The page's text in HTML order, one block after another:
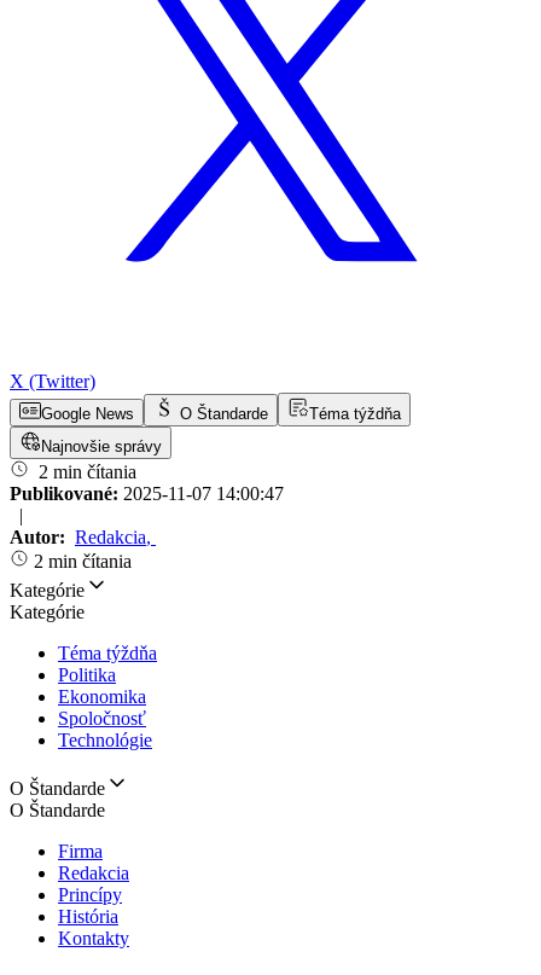
X (Twitter)
Google News O Štandarde
Téma týždňa
Najnovšie správy
2 min čítania
Publikované: 2025-11-07 14:00:47
|
Autor: Redakcia,
2 min čítania
Kategórie
Kategórie
Téma týždňa
Politika
Ekonomika
Spoločnosť
Technológie
O Štandarde
O Štandarde
Firma
Redakcia
Princípy
História
Kontakty